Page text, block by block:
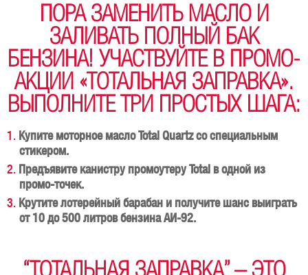
ПОРА ЗАМЕНИТЬ МАСЛО И
ЗАЛИВАТЬ ПОЛНЫЙ БАК
БЕНЗИНА! УЧАСТВУЙТЕ В ПРОМО-
АКЦИИ «ТОТАЛЬНАЯ ЗАПРАВКА».
ВЫПОЛНИТЕ ТРИ ПРОСТЫХ ШАГА:
Купите моторное масло Total Quartz со специальным
стикером.
Предъявите канистру промоутеру Total в одной из
промо-точек.
Крутите лотерейный барабан и получите шанс выиграть
от 10 до 500 литров бензина АИ-92.